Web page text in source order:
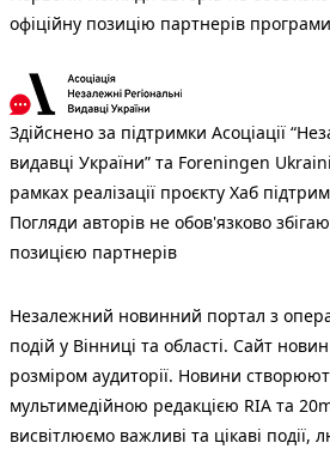
офіційну позицію партнерів
Здійснено за підтримки Асоціації
видавці України” та Foreningen
рамках реалізації проєкту Хаб
Погляди авторів не обов'язково
позицією партнерів
Незалежний новинний портал з
подій у Вінниці та області. Сайт
розміром аудиторії. Новини
мультимедійною редакцією RIA та
висвітлюємо важливі та цікаві події,